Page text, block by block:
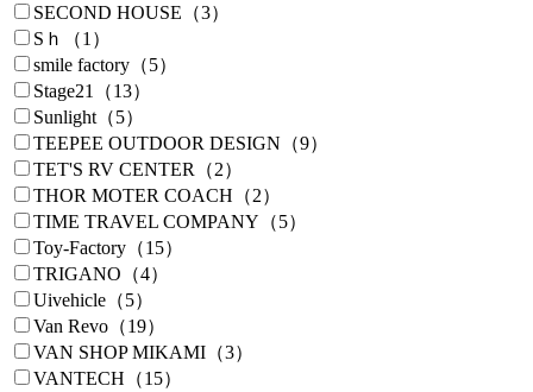
SECOND HOUSE（3）
Sｈ（1）
smile factory（5）
Stage21（13）
Sunlight（5）
TEEPEE OUTDOOR DESIGN（9）
TET'S RV CENTER（2）
THOR MOTER COACH（2）
TIME TRAVEL COMPANY（5）
Toy-Factory（15）
TRIGANO（4）
Uivehicle（5）
Van Revo（19）
VAN SHOP MIKAMI（3）
VANTECH（15）